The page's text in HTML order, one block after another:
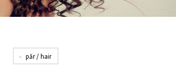
păr / hair